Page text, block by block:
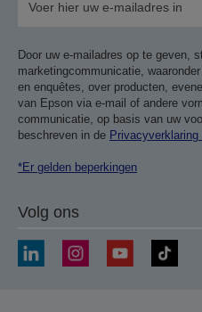
Door uw e-mailadres op te geven,
marketingcommunicatie,
en enquêtes, over producten,
van Epson via e-mail of andere
communicatie, op basis van uw
beschreven in de
*Er gelden beperkingen
Volg ons